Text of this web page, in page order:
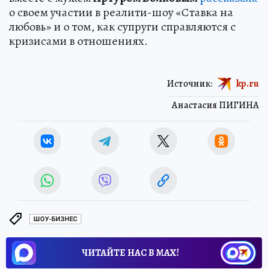
о своем участии в реалити-шоу «Ставка на
любовь» и о том, как супруги справляются с
кризисами в отношениях.
Анастасия ПИГИНА
Источник: kp.ru
ШОУ-БИЗНЕС
ЧИТАЙТЕ НАС В МАХ!